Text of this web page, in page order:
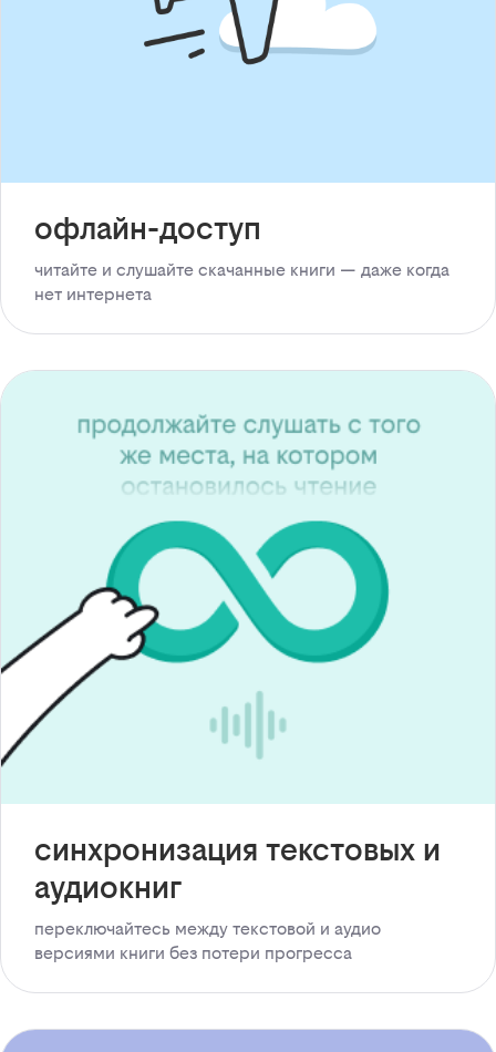
офлайн-доступ
читайте и слушайте скачанные книги — даже когда
нет интернета
синхронизация текстовых и
аудиокниг
переключайтесь между текстовой и аудио
версиями книги без потери прогресса